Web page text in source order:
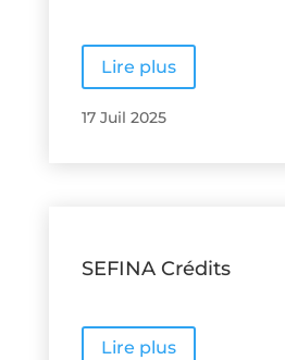
Lire plus
17 Juil 2025
SEFINA Crédits
Lire plus